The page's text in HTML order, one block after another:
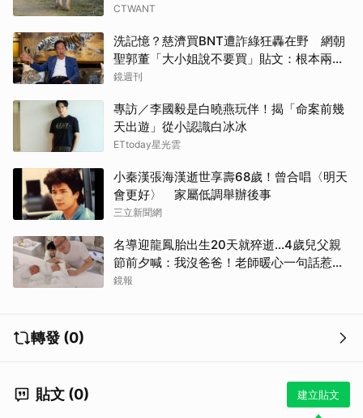
CTWANT
洗記憶？慈濟買BNT遭詐綠狂轟在野 網朝
聖郭董「大小姐說不要買」貼文：根本兩碼
事
鏡週刊
專訪／李國毅是白曉燕玩伴！揭「命案前幾
天出遊」從小認識白冰冰
ETtoday星光雲
小秦漢張海漢逝世享壽68歲！曾合唱〈明天
會更好〉 家屬低調舉辦後事
三立新聞網
名導迎龍鳳胎出生20天就猝逝...4歲兒父親
節前夕喊：我沒爸爸！老師暖心一句話惹哭
遺孀
鏡報
轉發 (0)
貼文 (0) 建立貼文